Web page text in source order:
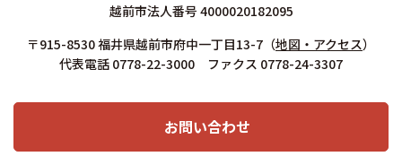
越前市法人番号 4000020182095
〒915-8530 福井県越前市府中一丁目13-7 （地図・アクセス）
代表電話 0778-22-3000 ファクス 0778-24-3307
お問い合わせ